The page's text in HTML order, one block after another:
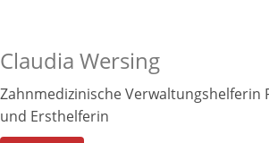
Claudia Wersing
Zahnmedizinische Verwaltungshelferin
und Ersthelferin